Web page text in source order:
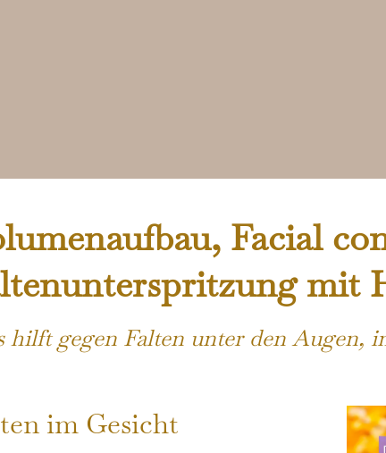
Facial
mit
hilft gegen Falten unter den Augen,
im Gesicht